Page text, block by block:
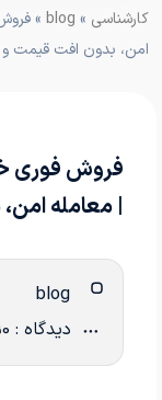
کارشناسی »
blog
»
امن، بدون افت قیمت و
فروش فوری
| معامله
دیدگاه : 0